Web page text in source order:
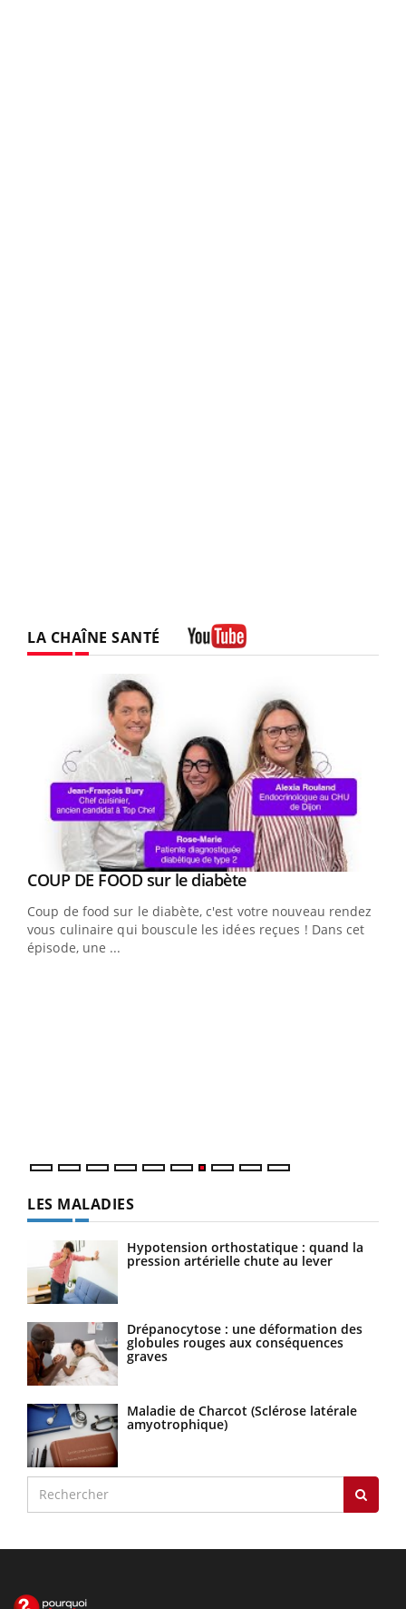
LA CHAÎNE SANTÉ
Youtube
COUP DE FOOD sur le diabèteYoutube
Coup de food sur le diabète, c'est votre nouveau rendez-
vous culinaire qui bouscule les idées reçues ! Dans cet
épisode, une ...
LES MALADIES
Hypotension orthostatique : quand la
pression artérielle chute au lever
Drépanocytose : une déformation des
globules rouges aux conséquences
graves
Maladie de Charcot (Sclérose latérale
amyotrophique)